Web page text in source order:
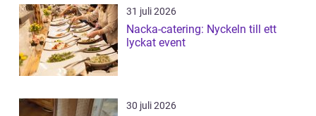
31 juli 2026
Nacka-catering: Nyckeln till ett
lyckat event
30 juli 2026